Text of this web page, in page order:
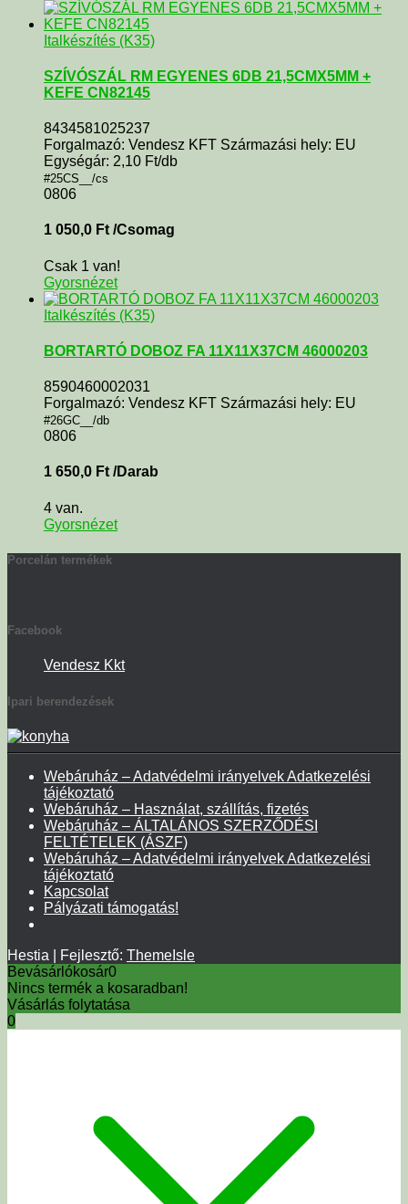
Italkészítés (K35)
SZÍVÓSZÁL RM EGYENES 6DB 21,5CMX5MM +
KEFE CN82145
8434581025237
Forgalmazó: Vendesz KFT Származási hely: EU
Egységár: 2,10 Ft/db
#25CS__/cs
0806
1 050,0 Ft /Csomag
Csak 1 van!
Gyorsnézet
Italkészítés (K35)
BORTARTÓ DOBOZ FA 11X11X37CM 46000203
8590460002031
Forgalmazó: Vendesz KFT Származási hely: EU
#26GC__/db
0806
1 650,0 Ft /Darab
4 van.
Gyorsnézet
Porcelán termékek
Facebook
Vendesz Kkt
Ipari berendezések
Webáruház – Adatvédelmi irányelvek Adatkezelési
tájékoztató
Webáruház – Használat, szállítás, fizetés
Webáruház – ÁLTALÁNOS SZERZŐDÉSI
FELTÉTELEK (ÁSZF)
Webáruház – Adatvédelmi irányelvek Adatkezelési
tájékoztató
Kapcsolat
Pályázati támogatás!
Hestia | Fejlesztő: ThemeIsle
Bevásárlókosár0
Nincs termék a kosaradban!
Vásárlás folytatása
0